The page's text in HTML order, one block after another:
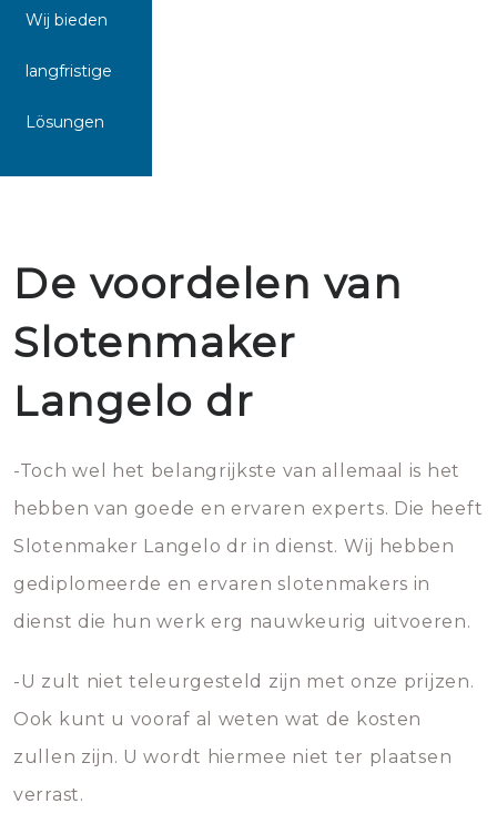
Wij bieden
langfristige
Lösungen
De voordelen van
Slotenmaker
Langelo dr
-Toch wel het belangrijkste van allemaal is het
hebben van goede en ervaren experts. Die heeft
Slotenmaker Langelo dr in dienst. Wij hebben
gediplomeerde en ervaren slotenmakers in
dienst die hun werk erg nauwkeurig uitvoeren.
-U zult niet teleurgesteld zijn met onze prijzen.
Ook kunt u vooraf al weten wat de kosten
zullen zijn. U wordt hiermee niet ter plaatsen
verrast.